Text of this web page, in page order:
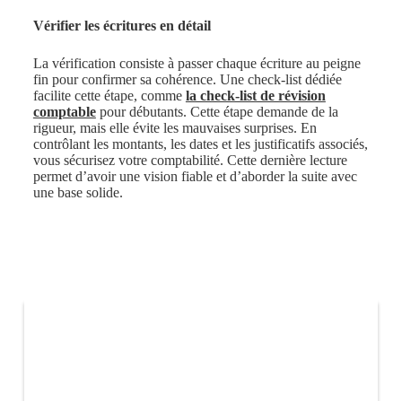
Vérifier les écritures en détail
La vérification consiste à passer chaque écriture au peigne
fin pour confirmer sa cohérence. Une check-list dédiée
facilite cette étape, comme la check-list de révision
comptablepour débutants. Cette étape demande de la
rigueur, mais elle évite les mauvaises surprises. En
contrôlant les montants, les dates et les justificatifs associés,
vous sécurisez votre comptabilité. Cette dernière lecture
permet d’avoir une vision fiable et d’aborder la suite avec
une base solide.